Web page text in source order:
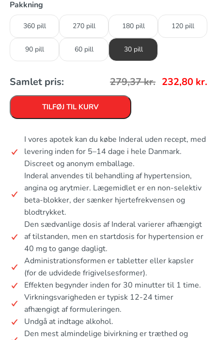
Pakkning
360 pill 270 pill 180 pill 120 pill
90 pill 60 pill 30 pill
Samlet pris: 279,37kr. 232,80 kr.
TILFØJ TIL KURV
I vores apotek kan du købe Inderal uden recept, med
levering inden for 5–14 dage i hele Danmark.
Discreet og anonym emballage.
Inderal anvendes til behandling af hypertension,
angina og arytmier. Lægemidlet er en non-selektiv
beta-blokker, der sænker hjertefrekvensen og
blodtrykket.
Den sædvanlige dosis af Inderal varierer afhængigt
af tilstanden, men en startdosis for hypertension er
40 mg to gange dagligt.
Administrationsformen er tabletter eller kapsler
(for de udvidede frigivelsesformer).
Effekten begynder inden for 30 minutter til 1 time.
Virkningsvarigheden er typisk 12-24 timer
afhængigt af formuleringen.
Undgå at indtage alkohol.
Den mest almindelige bivirkning er træthed og